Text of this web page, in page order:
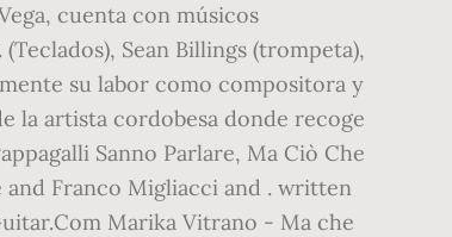
cuenta con músicos
Sean Billings (trompeta),
su labor como compositora y
la artista cordobesa donde recoge
Sanno Parlare, Ma Ciò Che
Franco Migliacci and . written
Marika Vitrano - Ma che